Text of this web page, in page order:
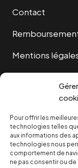
Pour offrir les
technologies telles
aux informations des
technologies nous
comportement de
ne pas consentir ou
Contact
Mentions